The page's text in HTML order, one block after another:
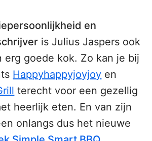
en
is Julius Jaspers ook
erg goede kok. Zo kan je bij
Happyhappyjoyjoy en
terecht voor een gezellig
heerlijk eten. En van zijn
onlangs dus het nieuwe